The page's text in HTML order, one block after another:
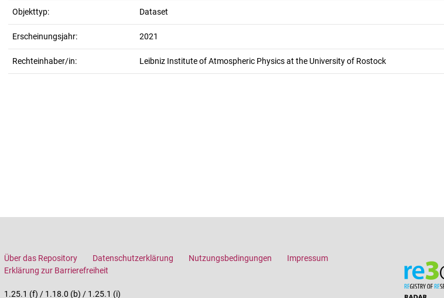
Objekttyp: Dataset
Erscheinungsjahr: 2021
Rechteinhaber/in: Leibniz Institute of Atmospheric Physics at the University of Rostock
Über das Repository Datenschutzerklärung Nutzungsbedingungen
Impressum
Erklärung zur Barrierefreiheit
1.25.1 (f) / 1.18.0 (b) / 1.25.1 (i)